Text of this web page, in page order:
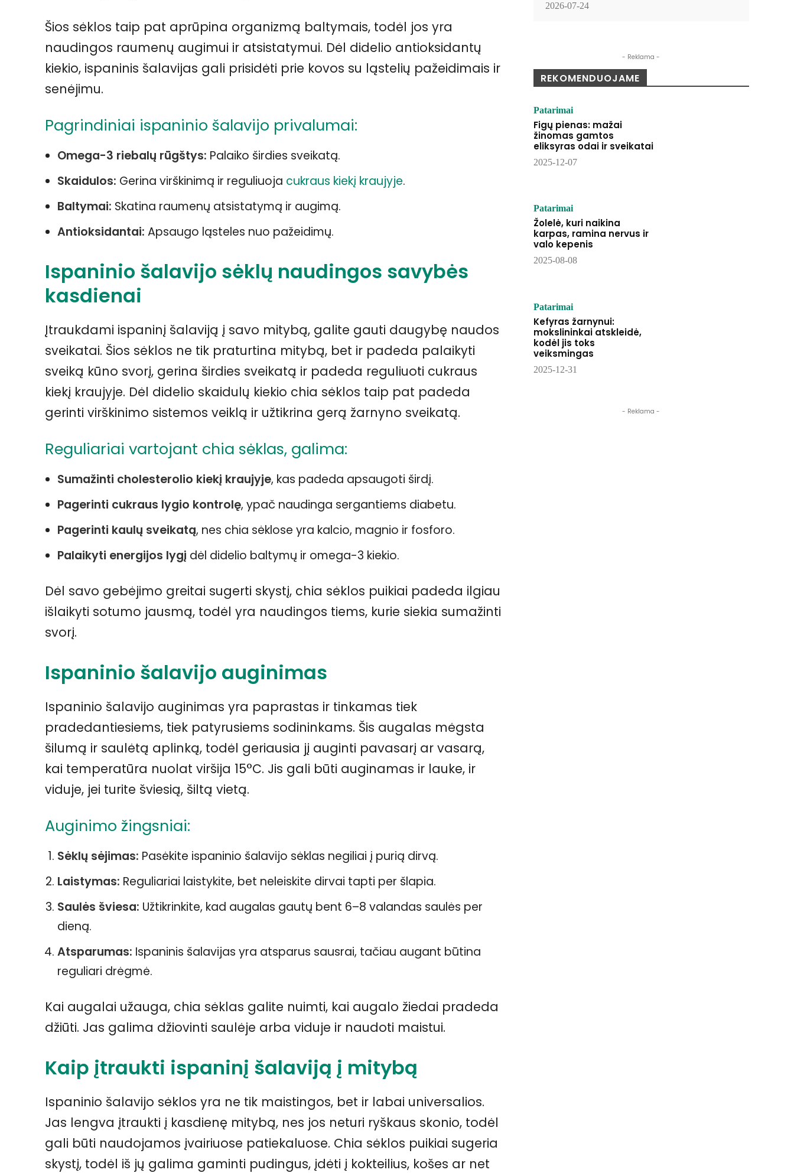
Šios sėklos taip pat aprūpina organizmą baltymais, todėl jos yra
naudingos raumenų augimui ir atsistatymui. Dėl didelio antioksidantų
kiekio, ispaninis šalavijas gali prisidėti prie kovos su ląstelių pažeidimais ir
senėjimu.
Pagrindiniai ispaninio šalavijo privalumai:
Omega-3 riebalų rūgštys: Palaiko širdies sveikatą.
Skaidulos: Gerina virškinimą ir reguliuoja cukraus kiekį kraujyje.
Baltymai: Skatina raumenų atsistatymą ir augimą.
Antioksidantai: Apsaugo ląsteles nuo pažeidimų.
Ispaninio šalavijo sėklų naudingos savybės
kasdienai
Įtraukdami ispaninį šalaviją į savo mitybą, galite gauti daugybę naudos
sveikatai. Šios sėklos ne tik praturtina mitybą, bet ir padeda palaikyti
sveiką kūno svorį, gerina širdies sveikatą ir padeda reguliuoti cukraus
kiekį kraujyje. Dėl didelio skaidulų kiekio chia sėklos taip pat padeda
gerinti virškinimo sistemos veiklą ir užtikrina gerą žarnyno sveikatą.
Reguliariai vartojant chia sėklas, galima:
Sumažinti cholesterolio kiekį kraujyje, kas padeda apsaugoti širdį.
Pagerinti cukraus lygio kontrolę, ypač naudinga sergantiems diabetu.
Pagerinti kaulų sveikatą, nes chia sėklose yra kalcio, magnio ir fosforo.
Palaikyti energijos lygį dėl didelio baltymų ir omega-3 kiekio.
Dėl savo gebėjimo greitai sugerti skystį, chia sėklos puikiai padeda ilgiau
išlaikyti sotumo jausmą, todėl yra naudingos tiems, kurie siekia sumažinti
svorį.
Ispaninio šalavijo auginimas
Ispaninio šalavijo auginimas yra paprastas ir tinkamas tiek
pradedantiesiems, tiek patyrusiems sodininkams. Šis augalas mėgsta
šilumą ir saulėtą aplinką, todėl geriausia jį auginti pavasarį ar vasarą,
kai temperatūra nuolat viršija 15°C. Jis gali būti auginamas ir lauke, ir
viduje, jei turite šviesią, šiltą vietą.
Auginimo žingsniai:
Sėklų sėjimas: Pasėkite ispaninio šalavijo sėklas negiliai į purią dirvą.
Laistymas: Reguliariai laistykite, bet neleiskite dirvai tapti per šlapia.
Saulės šviesa: Užtikrinkite, kad augalas gautų bent 6–8 valandas saulės per
dieną.
Atsparumas: Ispaninis šalavijas yra atsparus sausrai, tačiau augant būtina
reguliari drėgmė.
Kai augalai užauga, chia sėklas galite nuimti, kai augalo žiedai pradeda
džiūti. Jas galima džiovinti saulėje arba viduje ir naudoti maistui.
Kaip įtraukti ispaninį šalaviją į mitybą
Ispaninio šalavijo sėklos yra ne tik maistingos, bet ir labai universalios.
Jas lengva įtraukti į kasdienę mitybą, nes jos neturi ryškaus skonio, todėl
gali būti naudojamos įvairiuose patiekaluose. Chia sėklos puikiai sugeria
skystį, todėl iš jų galima gaminti pudingus, įdėti į kokteilius, košes ar net
2026-07-24
- Reklama -
REKOMENDUOJAME
Patarimai
Figų pienas: mažai
žinomas gamtos
eliksyras odai ir sveikatai
2025-12-07
Patarimai
Žolelė, kuri naikina
karpas, ramina nervus ir
valo kepenis
2025-08-08
Patarimai
Kefyras žarnynui:
mokslininkai atskleidė,
kodėl jis toks
veiksmingas
2025-12-31
- Reklama -